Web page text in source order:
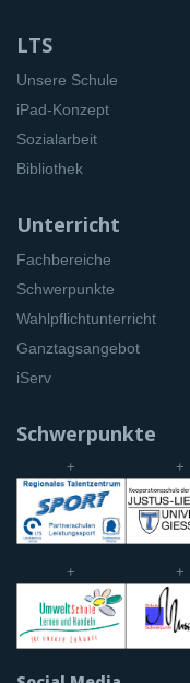
LTS
Unsere Schule
iPad-Konzept
Sozialarbeit
Bibliothek
Unterricht
Fachbereiche
Schwerpunkte
Wahlpflichtunterricht
Ganztagsangebot
iServ
Schwerpunkte
+ +
+ +